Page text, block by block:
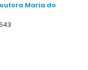
Maria do